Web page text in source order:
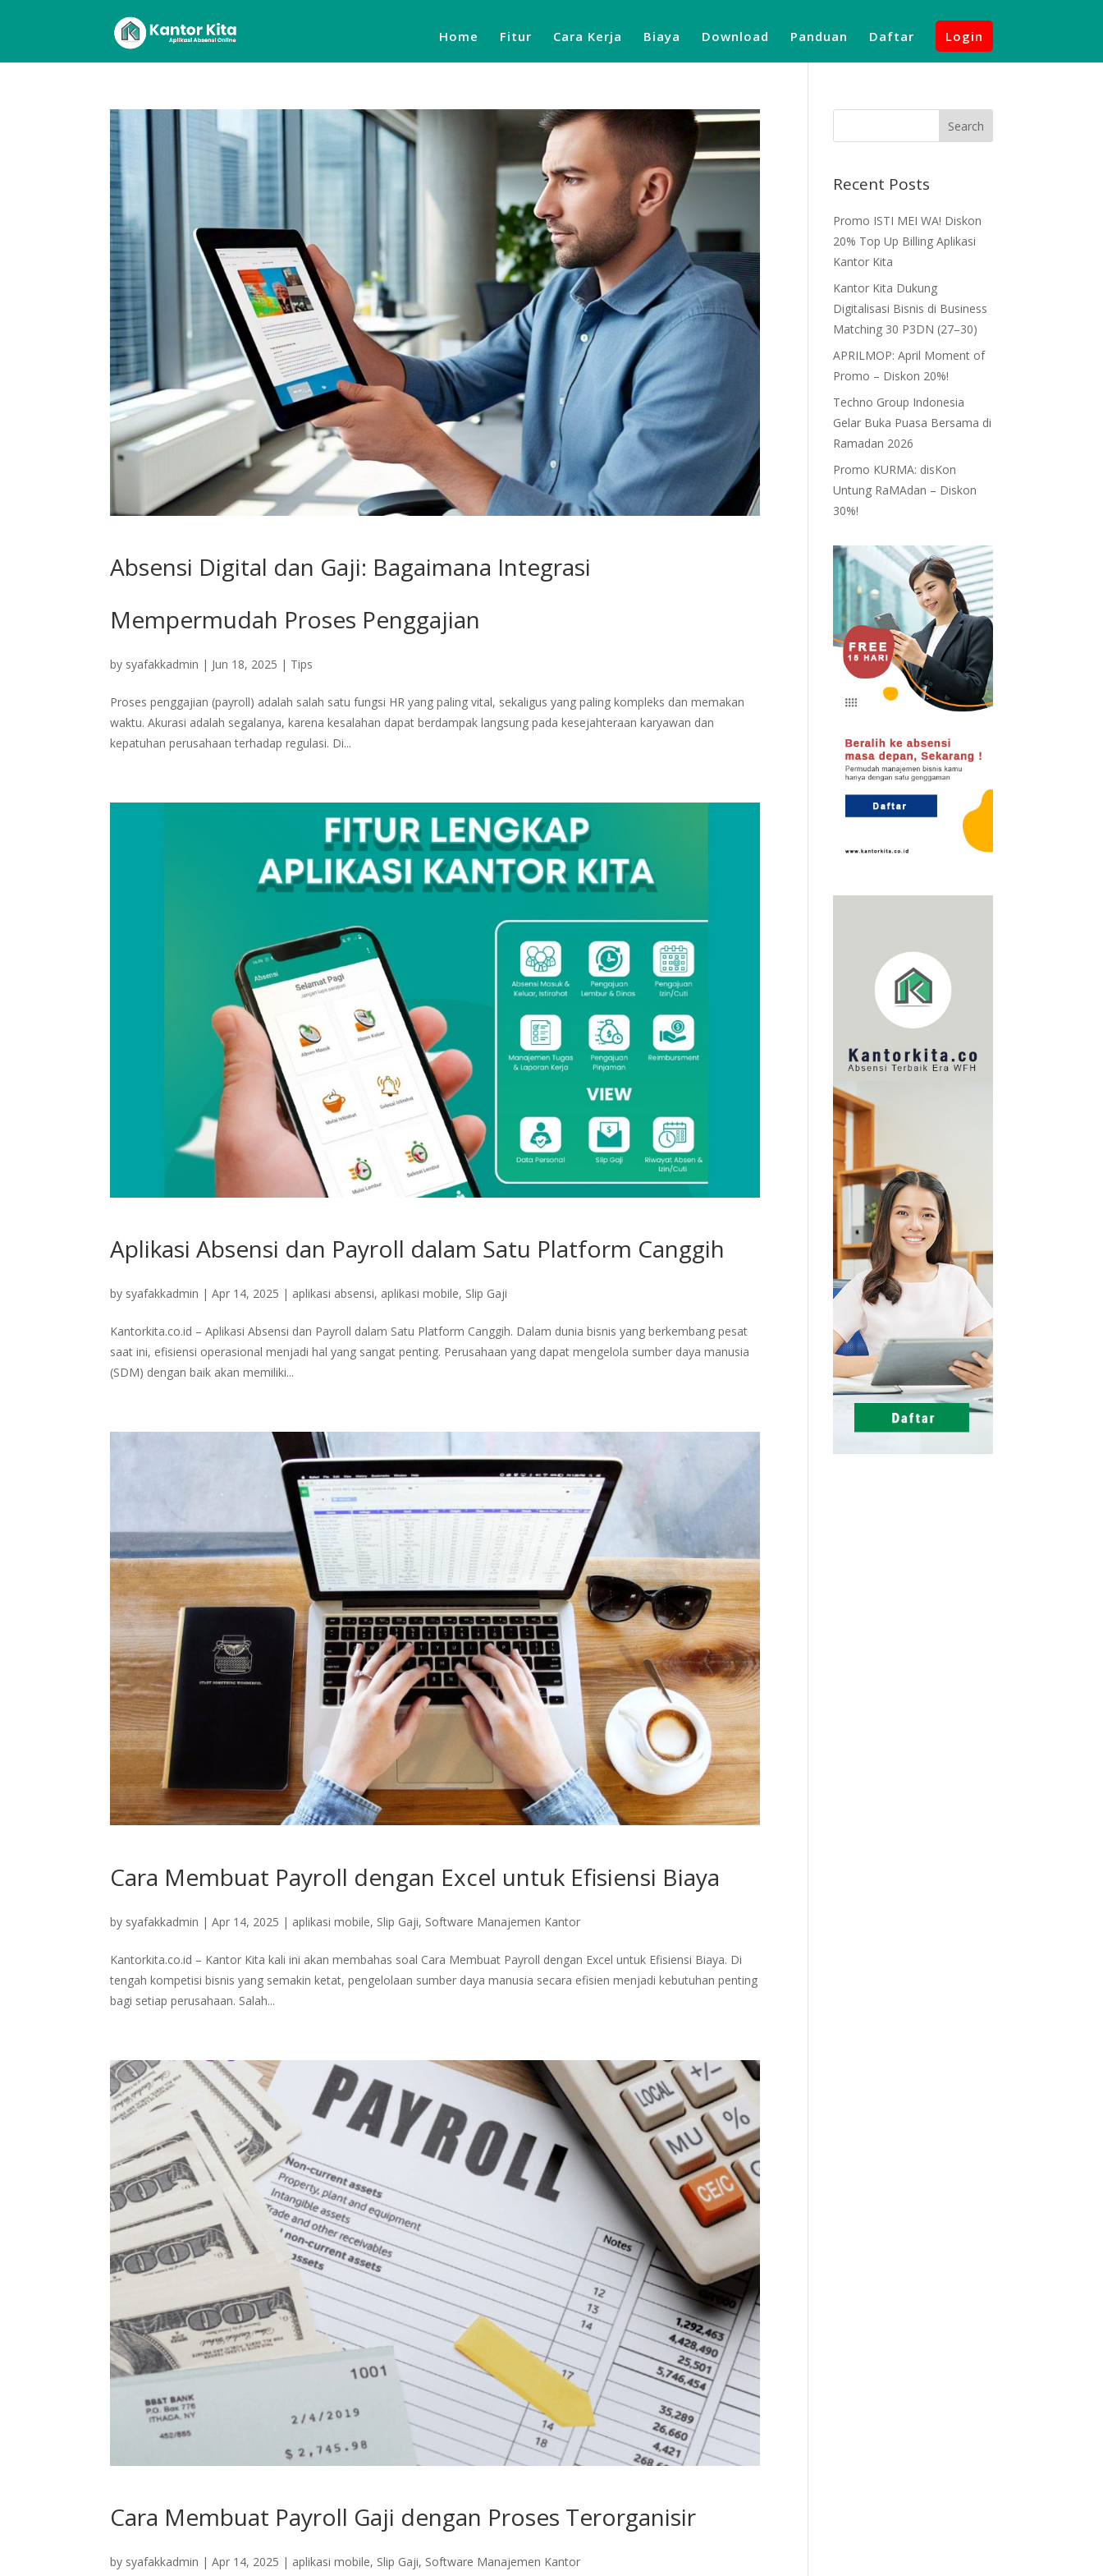
Home Fitur Cara Kerja Biaya Download Panduan Daftar Login
Absensi Digital dan Gaji: Bagaimana Integrasi
Mempermudah Proses Penggajian
by syafakkadmin | Jun 18, 2025 | Tips
Proses penggajian (payroll) adalah salah satu fungsi HR yang paling vital, sekaligus yang paling kompleks dan memakan
waktu. Akurasi adalah segalanya, karena kesalahan dapat berdampak langsung pada kesejahteraan karyawan dan
kepatuhan perusahaan terhadap regulasi. Di...
Aplikasi Absensi dan Payroll dalam Satu Platform Canggih
by syafakkadmin |Apr 14, 2025 | aplikasi absensi, aplikasi mobile, Slip Gaji
Kantorkita.co.id – Aplikasi Absensi dan Payroll dalam Satu Platform Canggih. Dalam dunia bisnis yang berkembang pesat
saat ini, efisiensi operasional menjadi hal yang sangat penting. Perusahaan yang dapat mengelola sumber daya manusia
(SDM) dengan baik akan memiliki...
Cara Membuat Payroll dengan Excel untuk Efisiensi Biaya
by syafakkadmin |Apr 14, 2025 | aplikasi mobile, Slip Gaji, Software Manajemen Kantor
Kantorkita.co.id – Kantor Kita kali ini akan membahas soal Cara Membuat Payroll dengan Excel untuk Efisiensi Biaya. Di
tengah kompetisi bisnis yang semakin ketat, pengelolaan sumber daya manusia secara efisien menjadi kebutuhan penting
bagi setiap perusahaan. Salah...
Cara Membuat Payroll Gaji dengan Proses Terorganisir
by syafakkadmin |Apr 14, 2025 | aplikasi mobile, Slip Gaji, Software Manajemen Kantor
Recent Posts
Promo ISTI MEI WA! Diskon
20% Top Up Billing Aplikasi
Kantor Kita
Kantor Kita Dukung
Digitalisasi Bisnis di Business
Matching 30 P3DN (27–30)
APRILMOP: April Moment of
Promo – Diskon 20%!
Techno Group Indonesia
Gelar Buka Puasa Bersama di
Ramadan 2026
Promo KURMA: disKon
Untung RaMAdan – Diskon
30%!